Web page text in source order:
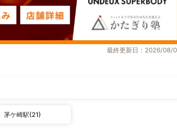
最終更新日：2026/08/
茅ケ崎駅(21)